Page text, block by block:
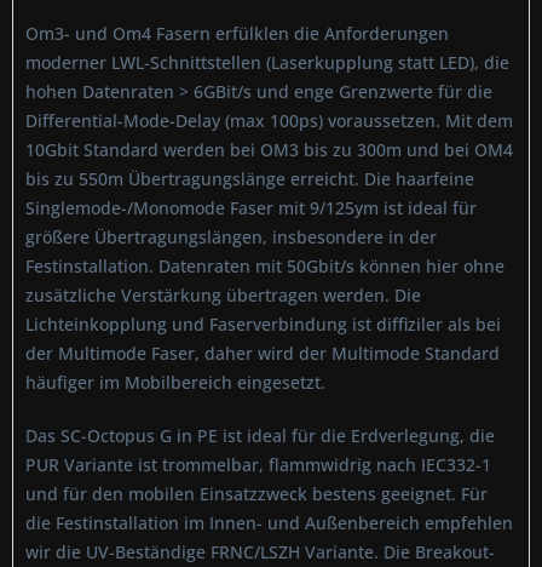
Om3- und Om4 Fasern erfülklen die Anforderungen
moderner LWL-Schnittstellen (Laserkupplung statt LED), die
hohen Datenraten > 6GBit/s und enge Grenzwerte für die
Differential-Mode-Delay (max 100ps) voraussetzen. Mit dem
10Gbit Standard werden bei OM3 bis zu 300m und bei OM4
bis zu 550m Übertragungslänge erreicht. Die haarfeine
Singlemode-/Monomode Faser mit 9/125ym ist ideal für
größere Übertragungslängen, insbesondere in der
Festinstallation. Datenraten mit 50Gbit/s können hier ohne
zusätzliche Verstärkung übertragen werden. Die
Lichteinkopplung und Faserverbindung ist diffiziler als bei
der Multimode Faser, daher wird der Multimode Standard
häufiger im Mobilbereich eingesetzt.
Das SC-Octopus G in PE ist ideal für die Erdverlegung, die
PUR Variante ist trommelbar, flammwidrig nach IEC332-1
und für den mobilen Einsatzzweck bestens geeignet. Für
die Festinstallation im Innen- und Außenbereich empfehlen
wir die UV-Beständige FRNC/LSZH Variante. Die Breakout-